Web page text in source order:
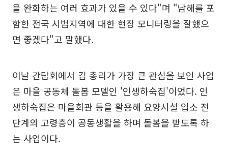
을 완화하는 여러 효과가 있을 수 있다"며 "남해를 포
함한 전국 시범지역에 대한 현장 모니터링을 잘했으
면 좋겠다"고 말했다.
이날 간담회에서 김 총리가 가장 큰 관심을 보인 사업
은 마을 공동체 돌봄 모델인 '인생하숙집'이었다. 인
생하숙집은 마을회관 등을 활용해 요양시설 입소 전
단계의 고령층이 공동생활을 하며 돌봄을 받도록 하
는 사업이다.